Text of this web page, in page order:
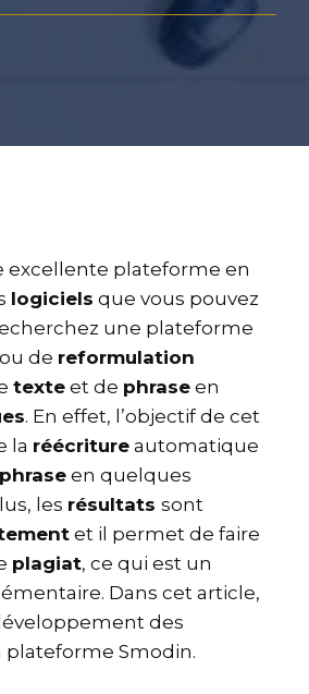
excellente plateforme en
logiciels que vous pouvez
une plateforme
ou de reformulation
texte et de phrase en
. En effet, l’objectif de cet
la réécriture automatique
phrase en quelques
les résultats sont
et il permet de faire
plagiat, ce qui est un
Dans cet article,
des
plateforme Smodin.